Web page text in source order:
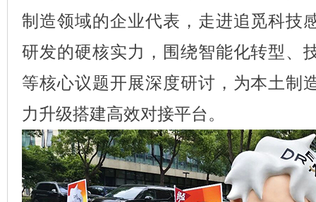
制造领域的企业代表，走进追觅科技
研发的硬核实力，围绕智能化转型、
等核心议题开展深度研讨，为本土制
力升级搭建高效对接平台。